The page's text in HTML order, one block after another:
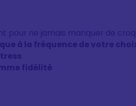
pour ne jamais manquer de
à la fréquence de votre
fidélité